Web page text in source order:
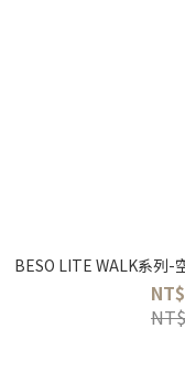
BESO LITE WALK系列